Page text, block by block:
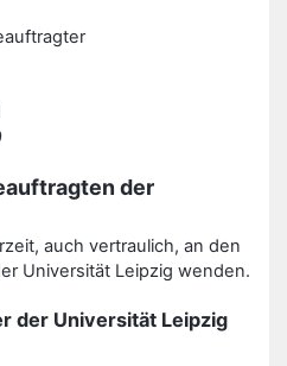
der
auch vertraulich, an den
Universität Leipzig wenden.
der Universität Leipzig